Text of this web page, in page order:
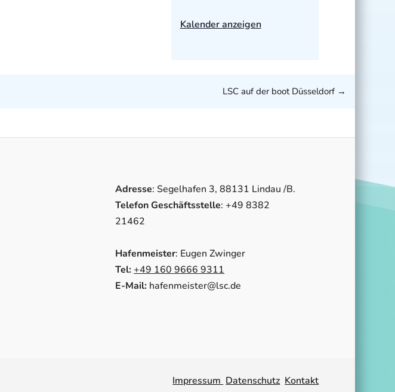
Kalender anzeigen
LSC auf der boot Düsseldorf→
Adresse: Segelhafen 3, 88131 Lindau /B.
Telefon Geschäftsstelle: +49 8382
21462
Hafenmeister: Eugen Zwinger
Tel:+49 160 9666 9311
E-Mail: hafenmeister@lsc.de
Impressum Datenschutz Kontakt